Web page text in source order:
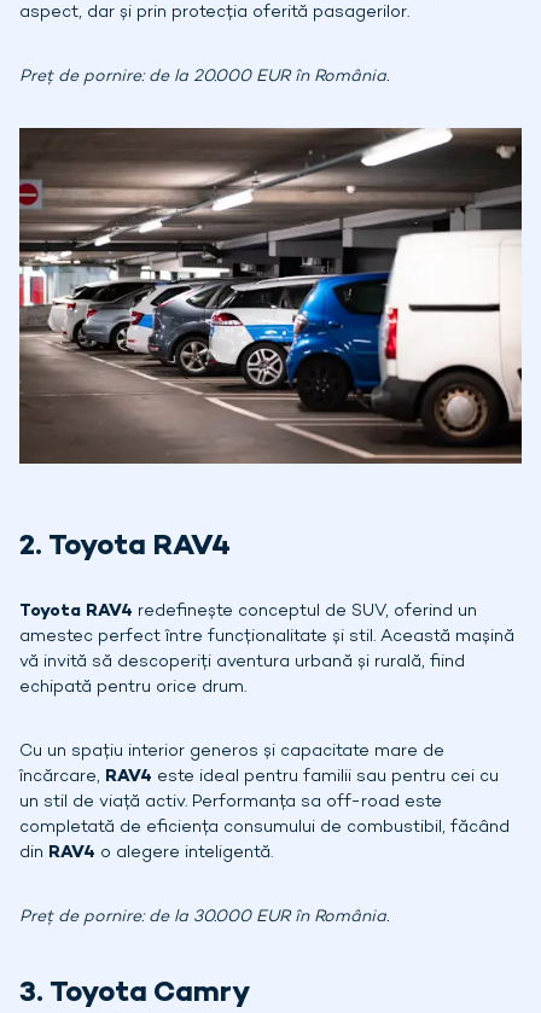
aspect, dar și prin protecția oferită pasagerilor.
Preț de pornire: de la 20.000 EUR în România.
2. Toyota RAV4
Toyota RAV4 redefinește conceptul de SUV, oferind un
amestec perfect între funcționalitate și stil. Această mașină
vă invită să descoperiți aventura urbană și rurală, fiind
echipată pentru orice drum.
Cu un spațiu interior generos și capacitate mare de
încărcare, RAV4 este ideal pentru familii sau pentru cei cu
un stil de viață activ. Performanța sa off-road este
completată de eficiența consumului de combustibil, făcând
din RAV4 o alegere inteligentă.
Preț de pornire: de la 30.000 EUR în România.
3. Toyota Camry